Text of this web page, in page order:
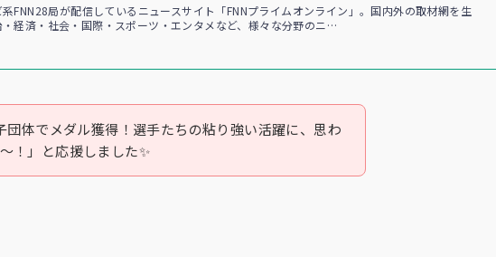
FNN28局が配信しているニュースサイト「FNNプライムオンライン」。国内外の取材網を生
・経済・社会・国際・スポーツ・エンタメなど、様々な分野のニ…
団体でメダル獲得！選手たちの粘り強い活躍に、思わ
！」と応援しました✨